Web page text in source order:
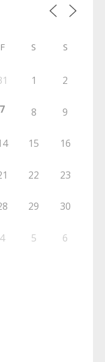
F S S
1 2
7 8 9
15 16
22 23
29 30
4 5 6